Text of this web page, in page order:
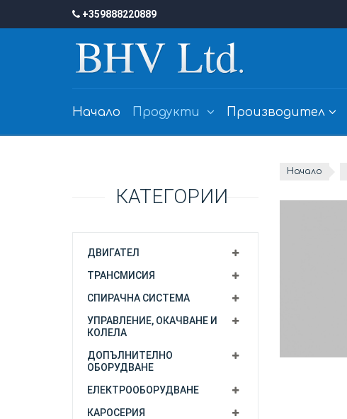
+359888220889
Начало Продукти Производител
КАТЕГОРИИ
ДВИГАТЕЛ
ТРАНСМИСИЯ
СПИРАЧНА СИСТЕМА
УПРАВЛЕНИЕ, ОКАЧВАНЕ И
КОЛЕЛА
ДОПЪЛНИТЕЛНО
ОБОРУДВАНЕ
ЕЛЕКТРООБОРУДВАНЕ
КАРОСЕРИЯ
Начало